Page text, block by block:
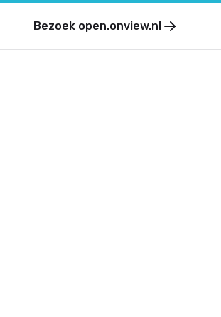
Bezoek open.onview.nl